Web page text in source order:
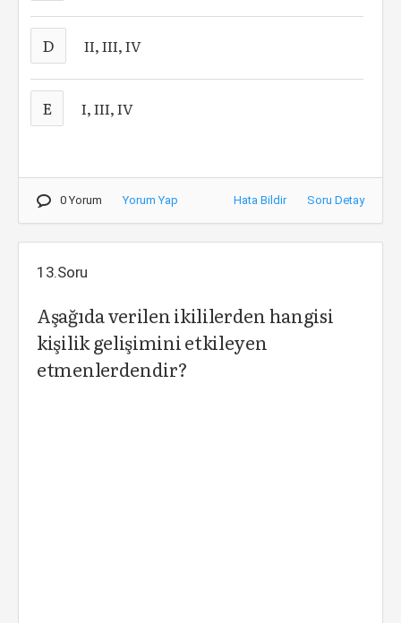
D II, III, IV
E I, III, IV
0 Yorum Yorum Yap Hata Bildir Soru Detay
13.Soru
Aşağıda verilen ikililerden hangisi
kişilik gelişimini etkileyen
etmenlerdendir?